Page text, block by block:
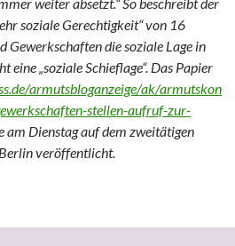
soziale Gerechtigkeit“ von 16
Gewerkschaften die soziale Lage in
eine „soziale Schieflage“. Das Papier
armutsbloganzeige/ak/armutskon
stellen-aufruf-zur-
am Dienstag auf dem zweitätigen
veröffentlicht.
Vergleich – 2. Armut in BRD –